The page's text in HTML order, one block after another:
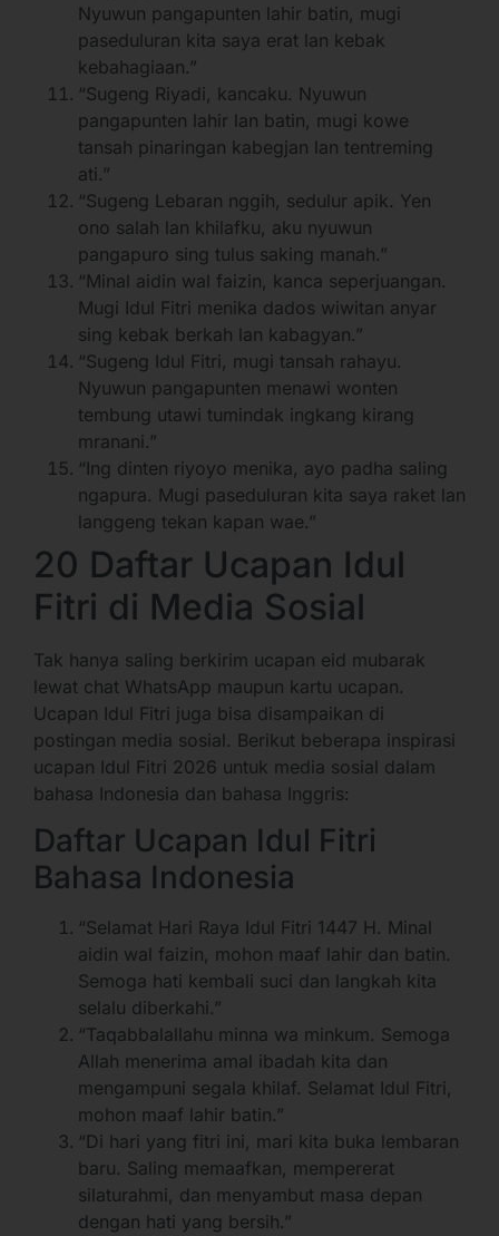
Nyuwun pangapunten lahir batin, mugi
paseduluran kita saya erat lan kebak
kebahagiaan.”
“Sugeng Riyadi, kancaku. Nyuwun
pangapunten lahir lan batin, mugi kowe
tansah pinaringan kabegjan lan tentreming
ati.”
“Sugeng Lebaran nggih, sedulur apik. Yen
ono salah lan khilafku, aku nyuwun
pangapuro sing tulus saking manah.”
“Minal aidin wal faizin, kanca seperjuangan.
Mugi Idul Fitri menika dados wiwitan anyar
sing kebak berkah lan kabagyan.”
“Sugeng Idul Fitri, mugi tansah rahayu.
Nyuwun pangapunten menawi wonten
tembung utawi tumindak ingkang kirang
mranani.”
“Ing dinten riyoyo menika, ayo padha saling
ngapura. Mugi paseduluran kita saya raket lan
langgeng tekan kapan wae.”
20 Daftar Ucapan Idul
Fitri di Media Sosial
Tak hanya saling berkirim ucapan eid mubarak
lewat chat WhatsApp maupun kartu ucapan.
Ucapan Idul Fitri juga bisa disampaikan di
postingan media sosial. Berikut beberapa inspirasi
ucapan Idul Fitri 2026 untuk media sosial dalam
bahasa Indonesia dan bahasa Inggris:
Daftar Ucapan Idul Fitri
Bahasa Indonesia
“Selamat Hari Raya Idul Fitri 1447 H. Minal
aidin wal faizin, mohon maaf lahir dan batin.
Semoga hati kembali suci dan langkah kita
selalu diberkahi.”
“Taqabbalallahu minna wa minkum. Semoga
Allah menerima amal ibadah kita dan
mengampuni segala khilaf. Selamat Idul Fitri,
mohon maaf lahir batin.”
“Di hari yang fitri ini, mari kita buka lembaran
baru. Saling memaafkan, mempererat
silaturahmi, dan menyambut masa depan
dengan hati yang bersih.”